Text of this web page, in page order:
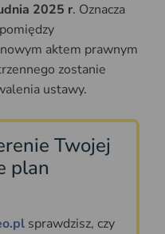
2025 r. Oznacza
aktem prawnym
zostanie
ustawy.
Twojej
plan
sprawdzisz, czy